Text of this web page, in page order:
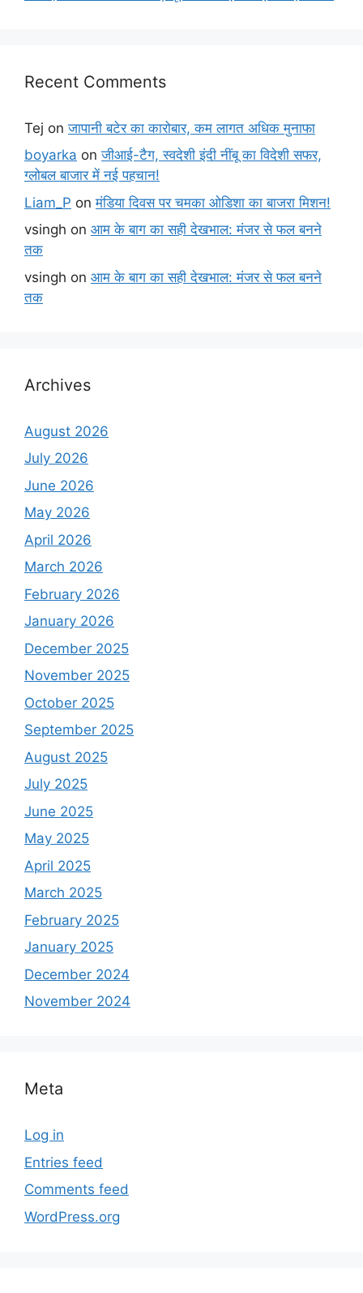
Recent Comments
Tej onजापानी बटेर का कारोबार, कम लागत अधिक मुनाफा
boyarka onजीआई-टैग, स्वदेशी इंदी नींबू का विदेशी सफर,
ग्लोबल बाजार में नई पहचान!
Liam_P onमंडिया दिवस पर चमका ओडिशा का बाजरा मिशन!
vsingh on आम के बाग का सही देखभाल: मंजर से फल बनने
तक
vsingh on आम के बाग का सही देखभाल: मंजर से फल बनने
तक
Archives
August 2026
July 2026
June 2026
May 2026
April 2026
March 2026
February 2026
January 2026
December 2025
November 2025
October 2025
September 2025
August 2025
July 2025
June 2025
May 2025
April 2025
March 2025
February 2025
January 2025
December 2024
November 2024
Meta
Log in
Entries feed
Comments feed
WordPress.org